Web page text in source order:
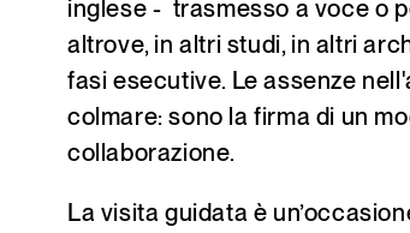
inglese - trasmesso a voce o
altrove, in altri studi, in altri
fasi esecutive. Le assenze
colmare: sono la firma di un
collaborazione.
La visita guidata è